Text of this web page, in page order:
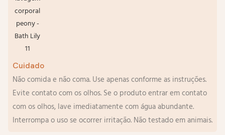
Cuidado
Não comida e não coma. Use apenas conforme as instruções.
Evite contato com os olhos. Se o produto entrar em contato
com os olhos, lave imediatamente com água abundante.
Interrompa o uso se ocorrer irritação. Não testado em animais.